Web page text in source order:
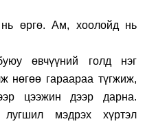
нь өргө. Ам, хоолойд нь
өвчүүний голд нэг
нөгөө гараараа түгжиж,
цээжин дээр дарна.
мэдрэх хүртэл